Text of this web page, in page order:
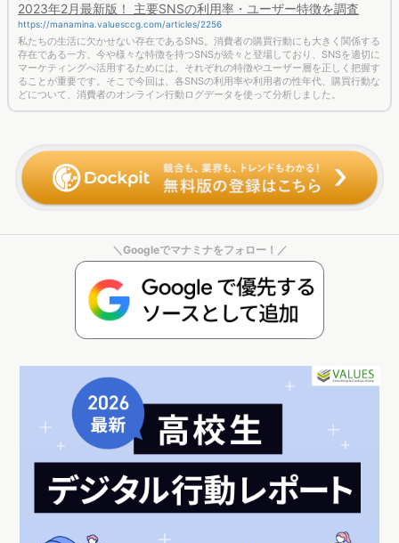
2023年2月最新版！ 主要SNSの利用率・ユーザー特徴を調査
https://manamina.valuesccg.com/articles/2256
私たちの生活に欠かせない存在であるSNS。消費者の購買行動にも大きく関係する
存在である一方、今や様々な特徴を持つSNSが続々と登場しており、SNSを適切に
マーケティングへ活用するためには、それぞれの特徴やユーザー層を正しく把握す
ることが重要です。そこで今回は、各SNSの利用率や利用者の性年代、購買行動な
どについて、消費者のオンライン行動ログデータを使って分析しました。
＼Googleでマナミナをフォロー！／